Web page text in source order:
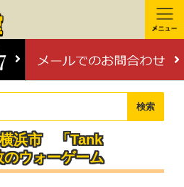
検索
浜市 「Tank
ウォーゲーム